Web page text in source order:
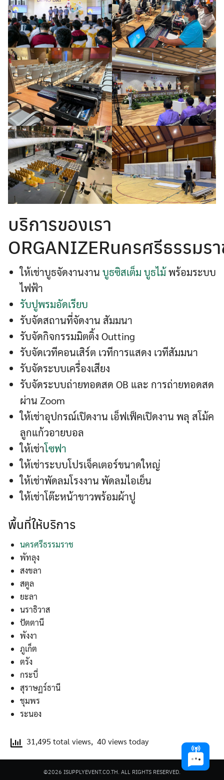
บริการของเรา
ORGANIZERนครศรีธรรมร
ให้เช่าบูธจัดงานงาน บูธซิสเต็ม บูธไม้พร้อมระบบ
ไฟฟ้า
รับปูพรมอัดเรียบ
รับจัดสถานที่จัดงาน สัมมนา
รับจัดกิจกรรมมิตติ้ง Outting
รับจัดเวทีคอนเสิร์ต เวทีการแสดง เวทีสัมมนา
รับจัดระบบเครื่องเสียง
รับจัดระบบถ่ายทอดสด OB และ การถ่ายทอดสด
ผ่าน Zoom
ให้เช่าอุปกรณ์เปิดงาน เอ็ฟเฟ็คเปิดงาน พลุ สโม้ค
ลูกแก้วอายบอล
ให้เช่าโซฟา
ให้เช่าระบบโปรเจ็คเตอร์ขนาดใหญ่
ให้เช่าพัดลมโรงงาน พัดลมไอเย็น
ให้เช่าโต๊ะหน้าขาวพร้อมผ้าปู
พื้นที่ให้บริการ
นครศรีธรรมราช
พัทลุง
สงขลา
สตูล
ยะลา
นราธิวาส
ปัตตานี
พังงา
ภูเก็ต
ตรัง
กระบี่
สุราษฏร์ธานี
ชุมพร
ระนอง
31,495 total views, 40 views today
©2026 ISUPPLYEVENT.CO.TH. ALL RIGHTS RESERVED.